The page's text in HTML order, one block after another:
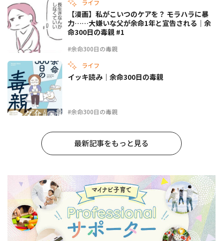
ライフ
#余命300日の毒親
【漫画】私がこいつのケアを？ モラハラに暴
力……大嫌いな父が余命1年と宣告される｜余
命300日の毒親 #1
ライフ
#余命300日の毒親
イッキ読み｜余命300日の毒親
最新記事をもっと見る